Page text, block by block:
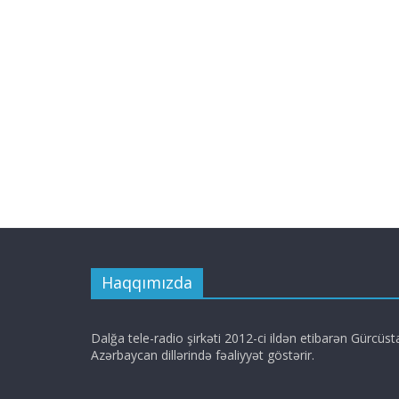
Haqqımızda
Dalğa tele-radio şirkəti 2012-ci ildən etibarən
Azərbaycan dillərində fəaliyyət göstərir.